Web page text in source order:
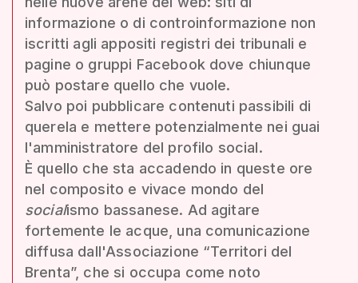
informazione o di controinformazione non
iscritti agli appositi registri dei tribunali e
pagine o gruppi Facebook dove chiunque
può postare quello che vuole.
Salvo poi pubblicare contenuti passibili di
querela e mettere potenzialmente nei guai
l'amministratore del profilo social.
È quello che sta accadendo in queste ore
nel composito e vivace mondo del
socialismo bassanese. Ad agitare
fortemente le acque, una comunicazione
diffusa dall'Associazione “Territori del
Brenta”, che si occupa come noto